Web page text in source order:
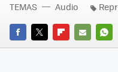
FACEBOOK
TWITTERFLIPBOARD
E-
TEMAS Audio